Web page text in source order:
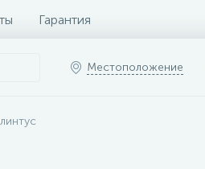
Гарантия
Местоположение